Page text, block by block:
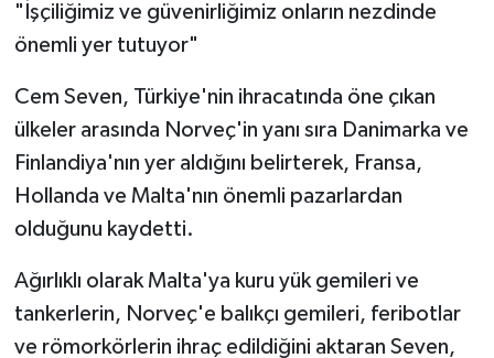
"İşçiliğimiz ve güvenirliğimiz onların nezdinde
önemli yer tutuyor"
Cem Seven, Türkiye'nin ihracatında öne çıkan
ülkeler arasında Norveç'in yanı sıra Danimarka ve
Finlandiya'nın yer aldığını belirterek, Fransa,
Hollanda ve Malta'nın önemli pazarlardan
olduğunu kaydetti.
Ağırlıklı olarak Malta'ya kuru yük gemileri ve
tankerlerin, Norveç'e balıkçı gemileri, feribotlar
ve römorkörlerin ihraç edildiğini aktaran Seven,